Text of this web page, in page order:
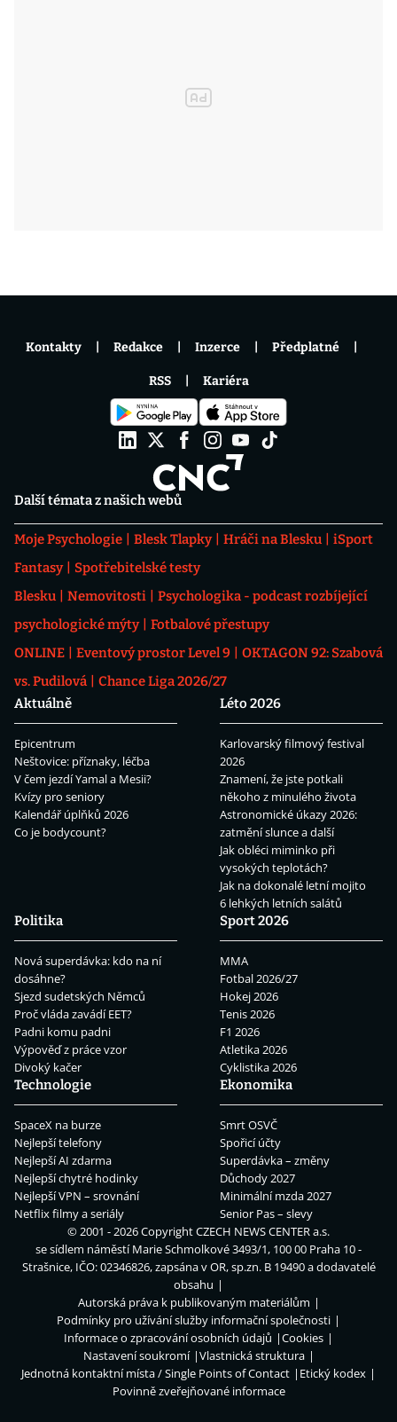
Další témata z našich webů
Moje Psychologie Blesk Tlapky Hráči na Blesku
iSport
Fantasy
Spotřebitelské testy
Blesku
Nemovitosti
Psychologika - podcast rozbíjející
psychologické mýty
Fotbalové přestupy
ONLINE
Eventový prostor Level 9
OKTAGON 92: Szabová
vs. Pudilová
Chance Liga 2026/27
Aktuálně
Epicentrum
Neštovice: příznaky, léčba
V čem jezdí Yamal a Mesii?
Kvízy pro seniory
Kalendář úplňků 2026
Co je bodycount?
Léto 2026
Karlovarský filmový festival
2026
Znamení, že jste potkali
někoho z minulého života
Astronomické úkazy 2026:
zatmění slunce a další
Jak obléci miminko při
vysokých teplotách?
Jak na dokonalé letní mojito
6 lehkých letních salátů
Politika
Nová superdávka: kdo na ní
dosáhne?
Sjezd sudetských Němců
Proč vláda zavádí EET?
Padni komu padni
Výpověď z práce vzor
Divoký kačer
Sport 2026
MMA
Fotbal 2026/27
Hokej 2026
Tenis 2026
F1 2026
Atletika 2026
Cyklistika 2026
Technologie
SpaceX na burze
Nejlepší telefony
Nejlepší AI zdarma
Nejlepší chytré hodinky
Nejlepší VPN – srovnání
Netflix filmy a seriály
Ekonomika
Smrt OSVČ
Spořicí účty
Superdávka – změny
Důchody 2027
Minimální mzda 2027
Senior Pas – slevy
Kontakty Redakce Inzerce Předplatné
RSS Kariéra
© 2001 - 2026 CopyrightCZECH NEWS CENTER a.s.
se sídlem náměstí Marie Schmolkové 3493/1, 100 00 Praha 10 -
Strašnice, IČO: 02346826, zapsána v OR, sp.zn. B 19490 a dodavatelé
obsahu
Autorská práva k publikovaným materiálům
Podmínky pro užívání služby informační společnosti
Informace o zpracování osobních údajů
Cookies
Nastavení soukromí
Vlastnická struktura
Jednotná kontaktní místa / Single Points of Contact
Etický kodex
Povinně zveřejňované informace